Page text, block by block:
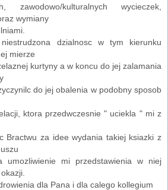
zawodowo/kulturalnych wycieczek,
wymiany
dzialnosc w tym kierunku
mierze
kurtyny a w koncu do jej zalamania
do jej obalenia w podobny sposob
ktora przedwczesnie " uciekla " mi z
Bractwu za idee wydania takiej ksiazki z
umozliwienie mi przedstawienia w niej
dla Pana i dla calego kollegium